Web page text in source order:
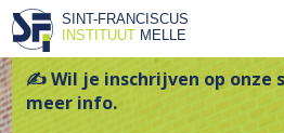
SINT-FRANCISCUS
INSTITUUTMELLE
✍ Wil je inschrijven op onze
meer info.